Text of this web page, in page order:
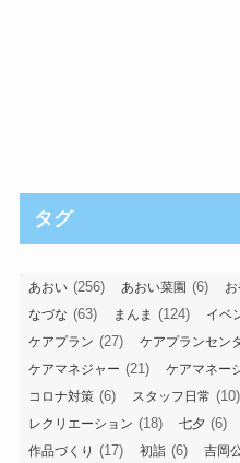
タグ
あおい (256) あおい菜園 (6)
なづな (63) まんま (124) イベ
ケアプラン (27) ケアプランセン
ケアマネジャー (21) ケアマネー
コロナ対策 (6) スタッフ日常 (10)
レクリエーション (18) 七夕 (6)
作品づくり (17) 初詣 (6) 吉岡